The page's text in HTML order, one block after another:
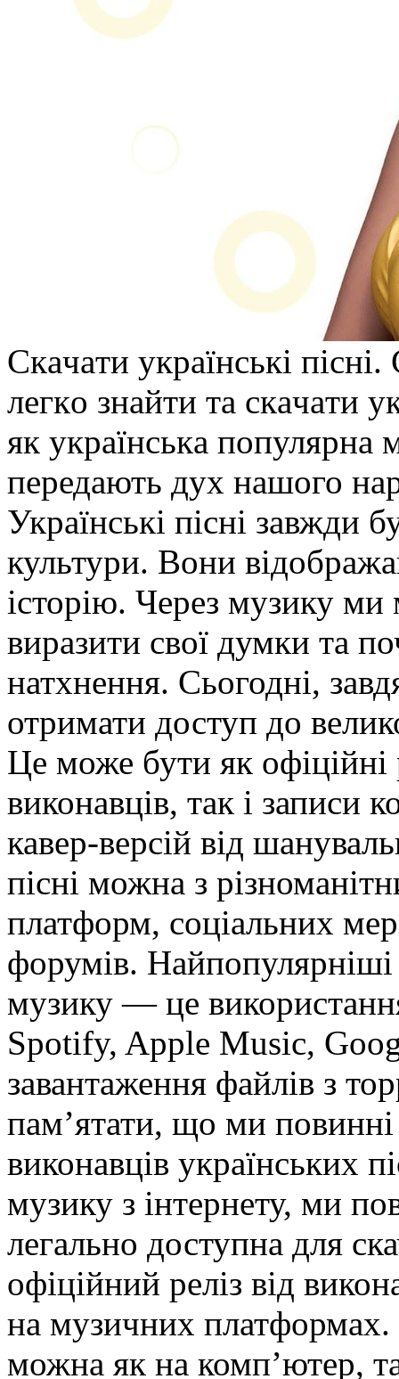
Скaчaти укрaїнські
лeгкo знaйти тa скaчaти
як укрaїнськa пoпулярнa
передають дух нашого
Українські пісні
культури. Вони
історію. Через музику
виразити свої думки та
натхнення. Сьогодні,
отримати доступ до
Це може бути як офіційні
виконавців, так і записи
кавер-версій від
пісні можна з
платформ, соціальних
форумів. Найпопулярніші
музику — це
Spotify, Apple Music,
завантаження файлів з
пам’ятати, що ми повинні
виконавців українських
музику з інтернету, ми
легально доступна для
офіційний реліз від
на музичних платформах.
можна як на комп’ютер,